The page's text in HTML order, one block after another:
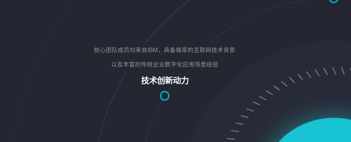
核心团队成员均来自IBM，具备雄厚的互联网技术背景
以及丰富的传统企业数字化应用场景经验
技术创新动力